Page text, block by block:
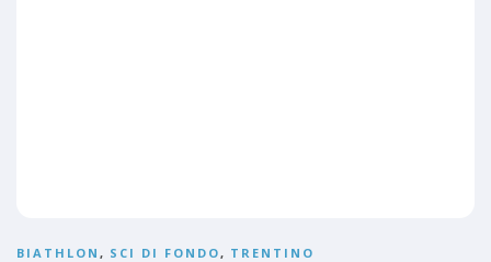
BIATHLON , SCI DI FONDO, TRENTINO